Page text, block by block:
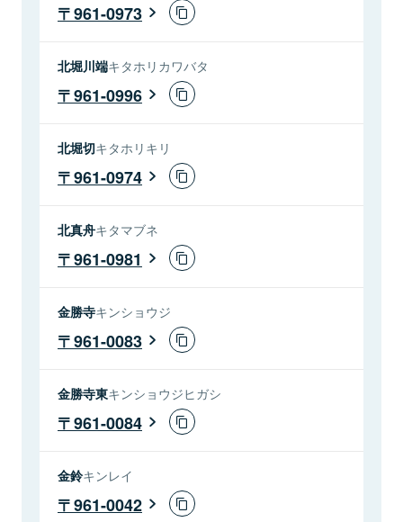
961-0973
北堀川端キタホリカワバタ
961-0996
北堀切キタホリキリ
961-0974
北真舟キタマブネ
961-0981
金勝寺キンショウジ
961-0083
金勝寺東キンショウジヒガシ
961-0084
金鈴キンレイ
961-0042